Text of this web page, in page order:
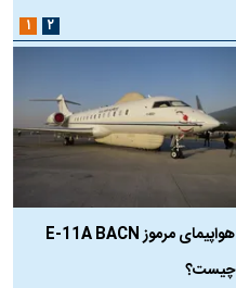
هواپیمای مرموز E-11A BACN
چیست؟
۱ ۲